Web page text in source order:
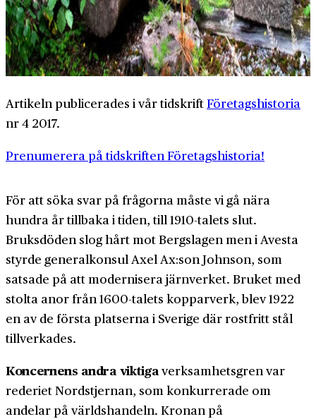
Artikeln publicerades i vår tidskriftFöretagshistoria
nr 4 2017.
Prenumerera på tidskriften Företagshistoria!
För att söka svar på frågorna måste vi gå nära
hundra år tillbaka i tiden, till 1910-talets slut.
Bruksdöden slog hårt mot Bergslagen men i Avesta
styrde generalkonsul Axel Ax:son Johnson, som
satsade på att modernisera järnverket. Bruket med
stolta anor från 1600-talets kopparverk, blev 1922
en av de första platserna i Sverige där rostfritt stål
tillverkades.
Koncernens andra viktigaverksamhetsgren var
rederiet Nordstjernan, som konkurrerade om
andelar på världshandeln. Kronan på